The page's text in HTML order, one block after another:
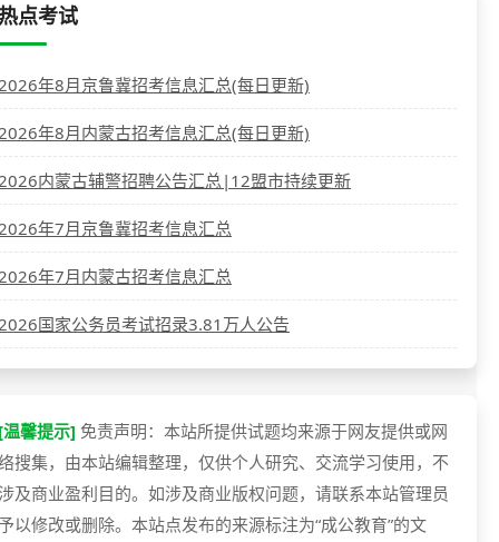
点考试
年8月京鲁冀招考信息汇总(每日更新)
年8月内蒙古招考信息汇总(每日更新)
内蒙古辅警招聘公告汇总|12盟市持续更新
年7月京鲁冀招考信息汇总
年7月内蒙古招考信息汇总
国家公务员考试招录3.81万人公告
馨提示] 免责声明：本站所提供试题均来源于网友提供或网
搜集，由本站编辑整理，仅供个人研究、交流学习使用，不
及商业盈利目的。如涉及商业版权问题，请联系本站管理员
以修改或删除。本站点发布的来源标注为“成公教育”的文